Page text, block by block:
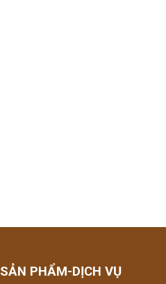
SẢN PHẨM-DỊCH VỤ